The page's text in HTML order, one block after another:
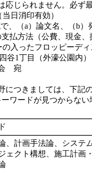
じられません。必ず
日消印有効）
、（a）論文名、（b
払方法（公費、現金
入ったフロッピーデ
谷1丁目（外濠公園内）
会 宛
につきましては、下記
ワードが見つからな
、計画手法論、システ
ェクト構想、施工計画